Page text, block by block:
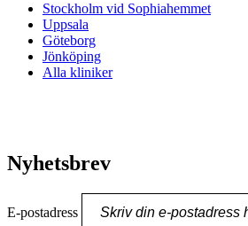
Stockholm vid Sophiahemmet
Uppsala
Göteborg
Jönköping
Alla kliniker
Nyhetsbrev
E-postadress